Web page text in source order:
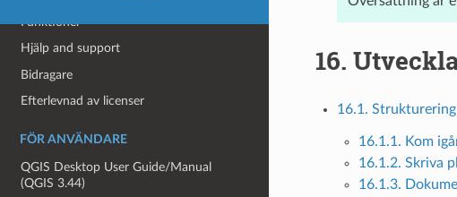
Funktioner
Hjälp and support
Bidragare
Efterlevnad av licenser
FÖR ANVÄNDARE
QGIS Desktop User Guide/Manual
(QGIS 3.44)
16.
16.1.
16.1.1. Kom
16.1.2. Skriva
16.1.3.